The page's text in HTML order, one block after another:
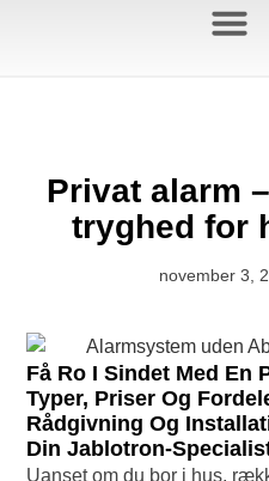
Privat alarm
tryghed for
november 3,
Få Ro I Sindet Med En
Typer, Priser Og
Rådgivning Og
Din Jablotron-
Uanset om du bor i hus,